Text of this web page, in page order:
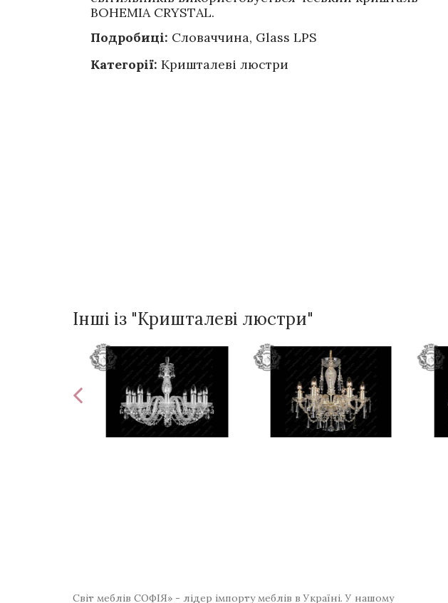
BOHEMIA CRYSTAL.
Подробиці: Словаччина, Glass LPS
Категорії: Кришталеві люстри
Інші із "Кришталеві люстри"
Світ меблів СОФІЯ» - лідер імпорту меблів в Україні. У нашому